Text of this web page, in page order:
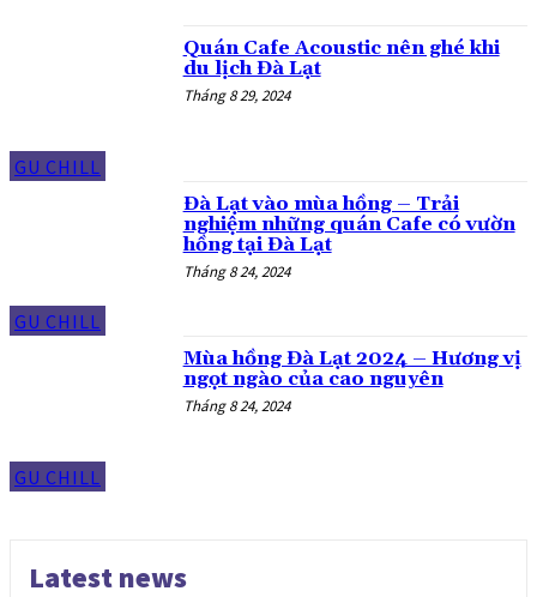
GU CHILL
Quán Cafe Acoustic nên ghé khi
du lịch Đà Lạt
Tháng 8 29, 2024
GU CHILL
Đà Lạt vào mùa hồng – Trải
nghiệm những quán Cafe có vườn
hồng tại Đà Lạt
Tháng 8 24, 2024
GU CHILL
Mùa hồng Đà Lạt 2024 – Hương vị
ngọt ngào của cao nguyên
Tháng 8 24, 2024
Latest news